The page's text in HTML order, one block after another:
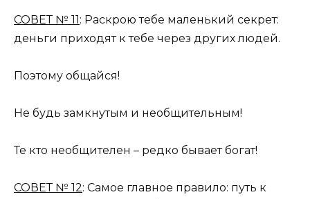
СОВЕТ № 11: Раскрою тебе маленький секрет:
деньги приходят к тебе через других людей.
Поэтому общайся!
Не будь замкнутым и необщительным!
Те кто необщителен – редко бывает богат!
СОВЕТ № 12: Самое главное правило: путь к